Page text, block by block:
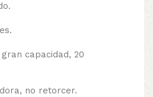
capacidad, 20
no retorcer.